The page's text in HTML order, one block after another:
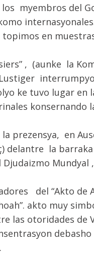
myembros del
en
, (aunke la
ke tuvo lugar en
konsernando
prezensya, en
delantre la
del “Akto de
akto muy
las otoridades